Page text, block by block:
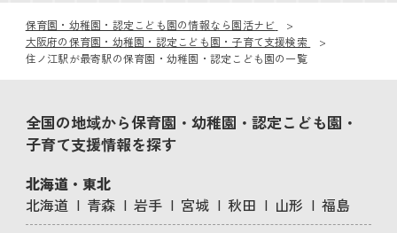
保育園・幼稚園・認定こども園の情報なら園活ナビ
大阪府の保育園・幼稚園・認定こども園・子育て支援検索
住ノ江駅が最寄駅の保育園・幼稚園・認定こども園の一覧
全国の地域から保育園・幼稚園・認定こども園・
子育て支援情報を探す
北海道・東北
北海道
青森 岩手 宮城 秋田 山形
福島